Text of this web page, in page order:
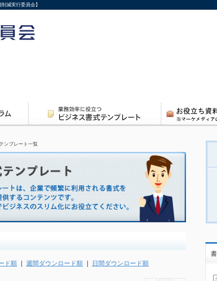
減実行委員会】
ンプレート一覧
ド順 | 週間ダウンロード順 | 日間ダウンロード順